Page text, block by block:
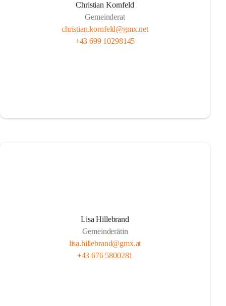
Christian Kornfeld
Gemeinderat
christian.kornfeld@gmx.net
+43 699 10298145
Lisa Hillebrand
Gemeinderätin
lisa.hillebrand@gmx.at
+43 676 5800281